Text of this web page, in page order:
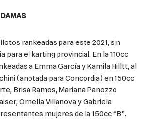
rankeadas para este 2021, sin
para el karting provincial. En la 110cc
a Emma García y Kamila Hilltt, al
(anotada para Concordia) en 150cc
Brisa Ramos, Mariana Panozzo
Ornella Villanova y Gabriela
mujeres de la 150cc “B”.